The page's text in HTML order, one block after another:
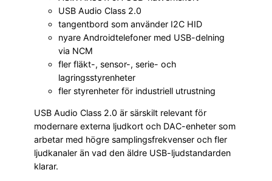
USB Audio Class 2.0
tangentbord som använder I2C HID
nyare Androidtelefoner med USB-delning
via NCM
fler fläkt-, sensor-, serie- och
lagringsstyrenheter
fler styrenheter för industriell utrustning
USB Audio Class 2.0 är särskilt relevant för
modernare externa ljudkort och DAC-enheter som
arbetar med högre samplingsfrekvenser och fler
ljudkanaler än vad den äldre USB-ljudstandarden
klarar.